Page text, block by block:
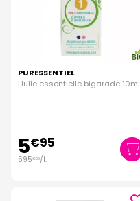
PURESSENTIEL
Huile essentielle bigarade 10ml
5€95
595€00/l.